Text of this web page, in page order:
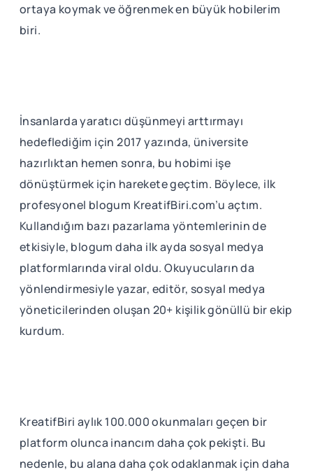
ortaya koymak ve öğrenmek en büyük hobilerim
biri.
İnsanlarda yaratıcı düşünmeyi arttırmayı
hedeflediğim için 2017 yazında, üniversite
hazırlıktan hemen sonra, bu hobimi işe
dönüştürmek için harekete geçtim. Böylece, ilk
profesyonel blogum KreatifBiri.com’u açtım.
Kullandığım bazı pazarlama yöntemlerinin de
etkisiyle, blogum daha ilk ayda sosyal medya
platformlarında viral oldu. Okuyucuların da
yönlendirmesiyle yazar, editör, sosyal medya
yöneticilerinden oluşan 20+ kişilik gönüllü bir ekip
kurdum.
KreatifBiri aylık 100.000 okunmaları geçen bir
platform olunca inancım daha çok pekişti. Bu
nedenle, bu alana daha çok odaklanmak için daha